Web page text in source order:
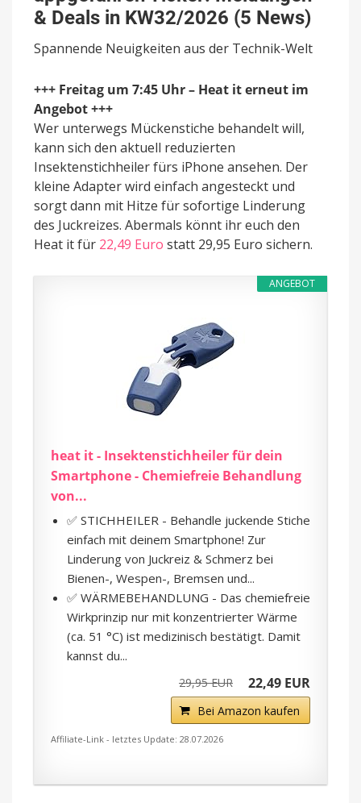
Meldungen
in
News)
& Deals in KW32/2026 (5 News)
Spannende Neuigkeiten aus der Technik-Welt
+++ Freitag um 7:45 Uhr – Heat it erneut im
Angebot +++
Wer unterwegs Mückenstiche behandelt will,
kann sich den aktuell reduzierten
Insektenstichheiler fürs iPhone ansehen. Der
kleine Adapter wird einfach angesteckt und
sorgt dann mit Hitze für sofortige Linderung
des Juckreizes. Abermals könnt ihr euch den
Heat it für 22,49 Euro statt 29,95 Euro sichern.
ANGEBOT
heat it - Insektenstichheiler für dein
Smartphone - Chemiefreie Behandlung
von...
✅ STICHHEILER - Behandle juckende Stiche
einfach mit deinem Smartphone! Zur
Linderung von Juckreiz & Schmerz bei
Bienen-, Wespen-, Bremsen und...
✅ WÄRMEBEHANDLUNG - Das chemiefreie
Wirkprinzip nur mit konzentrierter Wärme
(ca. 51 °C) ist medizinisch bestätigt. Damit
kannst du...
29,95 EUR 22,49 EUR
Bei Amazon kaufen
Affiliate-Link - letztes Update: 28.07.2026